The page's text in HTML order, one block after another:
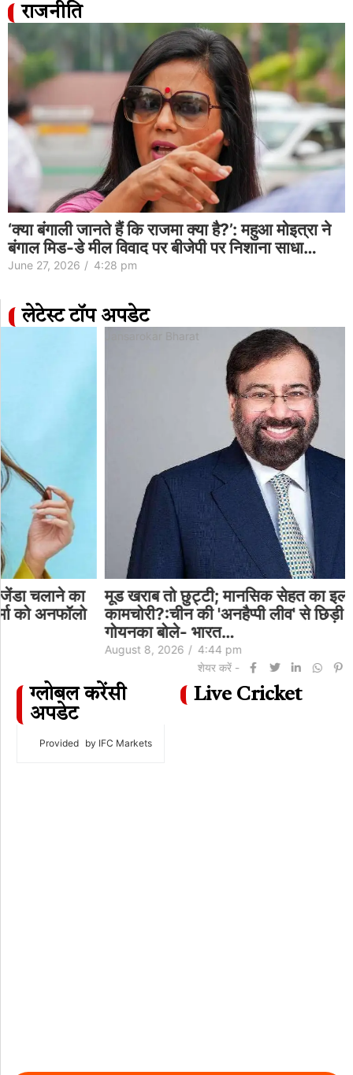
राजनीति
‘क्या बंगाली जानते हैं कि राजमा क्या है?’: महुआ मोइत्रा ने
बंगाल मिड-डे मील विवाद पर बीजेपी पर निशाना साधा…
June 27, 2026 / 4:28 pm
लेटेस्ट टॉप अपडेट
मूड खराब तो छुट्टी; मानसिक सेहत का इलाज या
कामचोरी?:चीन की 'अनहैप्पी लीव' से छिड़ी बहस, उद्योगपति
गोयनका बोले- भारत…
4:44 pm
ग्लोबल करेंसी
अपडेट
Provided by IFC Markets
Live Cricket